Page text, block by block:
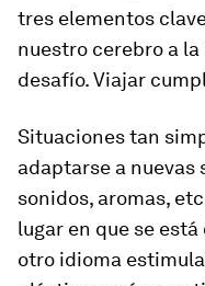
tres elementos
nuestro cerebro a
desafío. Viajar
Situaciones tan
adaptarse a nuevas
sonidos, aromas,
lugar en que se
otro idioma